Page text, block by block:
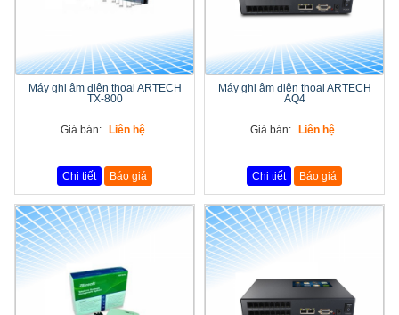
Máy ghi âm điện thoại ARTECH
TX-800
Giá bán: Liên hệ
Chi tiết Báo giá
Máy ghi âm điện thoại ARTECH
AQ4
Giá bán: Liên hệ
Chi tiết Báo giá